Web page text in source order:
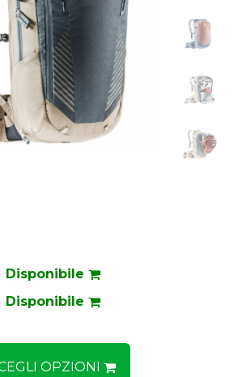
Disponibile
Disponibile
OPZIONI